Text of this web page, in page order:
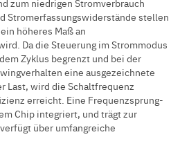
zum niedrigen Stromverbrauch
Stromerfassungswiderstände stellen
höheres Maß an
Da die Steuerung im Strommodus
Zyklus begrenzt und bei der
eine ausgezeichnete
Last, wird die Schaltfrequenz
erreicht. Eine Frequenzsprung-
Chip integriert, und trägt zur
über umfangreiche